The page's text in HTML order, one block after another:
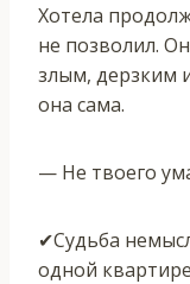
Хотела
не позволил.
злым, дерзким
она сама.
— Не твоего
✔Судьба
одной